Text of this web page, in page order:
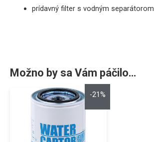
prídavný filter s vodným separátorom
Možno by sa Vám páčilo…
-21%